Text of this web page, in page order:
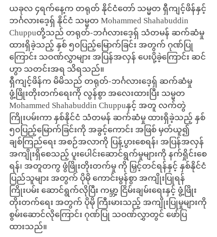
ယခုလ ၄ရက်နေ့က တရုတ် နိုင်ငံတော် သမ္မတ ရှီကျင့်ဖိန်နှင့်
ဘင်္ဂလားဒေ့ရှ် နိုင်ငံ သမ္မတ Mohammed Shahabuddin
Chuppuတို့သည် တရုတ်-ဘင်္ဂလားဒေ့ရှ် သံတမန် ဆက်ဆံမှု
ထားရှိခဲ့သည့် နှစ် ၅၀ပြည့်မြောက်ခြင်း အတွက် ဂုဏ်ပြု
ကြောင်း သဝဏ်လွှာများ အပြန်အလှန် ပေးပို့ခဲ့ကြောင်း ဆင်
ဟွာ သတင်းအရ သိရသည်။
ရှီကျင့်ဖိန်က မိမိသည် တရုတ်-ဘင်္ဂလားဒေ့ရှ် ဆက်ဆံမှု
ဖွံ့ဖြိုးတိုးတက်ရေးကို လွန်စွာ အလေးထားပြီး သမ္မတ
Mohammed Shahabuddin Chuppuနှင့် အတူ လက်တွဲ
ကြိုးပမ်းကာ နှစ်နိုင်ငံ သံတမန် ဆက်ဆံမှု ထားရှိခဲ့သည့် နှစ်
၅၀ပြည့်မြောက်ခြင်းကို အခွင့်ကောင်း အဖြစ် မှတ်ယူ၍
ချစ်ကြည်ရေး အစဉ်အလာကို ပြန့်ပွားစေရန်၊ အပြန်အလှန်
အကျိုးရှိစေသည့် ပူးပေါင်းဆောင်ရွက်မှုများကို နက်ရှိုင်းစေ
ရန်၊ အတူတကွ ဖွံဖြိုးတိုးတက်မှု ကို မြှင့်တင်ရန်နှင့် နှစ်နိုင်ငံ
ပြည်သူများ အတွက် ပိုမို ကောင်းမွန်စွာ အကျိုးပြုရန်
ကြိုးပမ်း ဆောင်ရွက်လိုပြီး ကမ္ဘာ့ ငြိမ်းချမ်းရေးနှင့် ဖွံ့ဖြိုး
တိုးတက်ရေး အတွက် ပိုမို ကြီးမားသည့် အကျိုးပြုမှုများကို
စွမ်းဆောင်လိုကြောင်း ဂုဏ်ပြု သဝဏ်လွှာတွင် ဖော်ပြ
ထားသည်။